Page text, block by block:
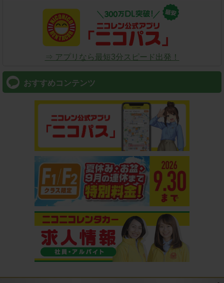
⇒ アプリなら最短3分スピード出発！
おすすめコンテンツ